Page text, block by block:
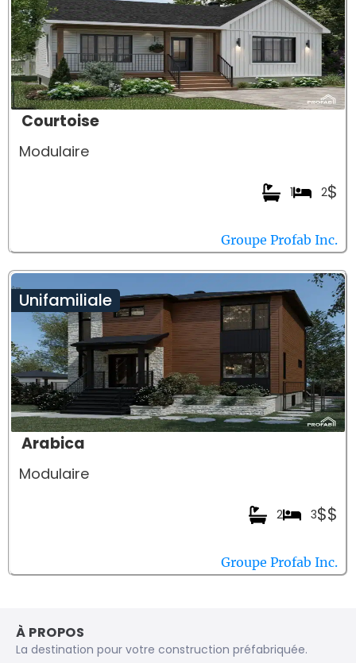
Courtoise
Modulaire
$
2
1
Groupe Profab Inc.
Unifamiliale
Arabica
Modulaire
$$
3
2
Groupe Profab Inc.
À PROPOS
La destination pour votre construction préfabriquée.